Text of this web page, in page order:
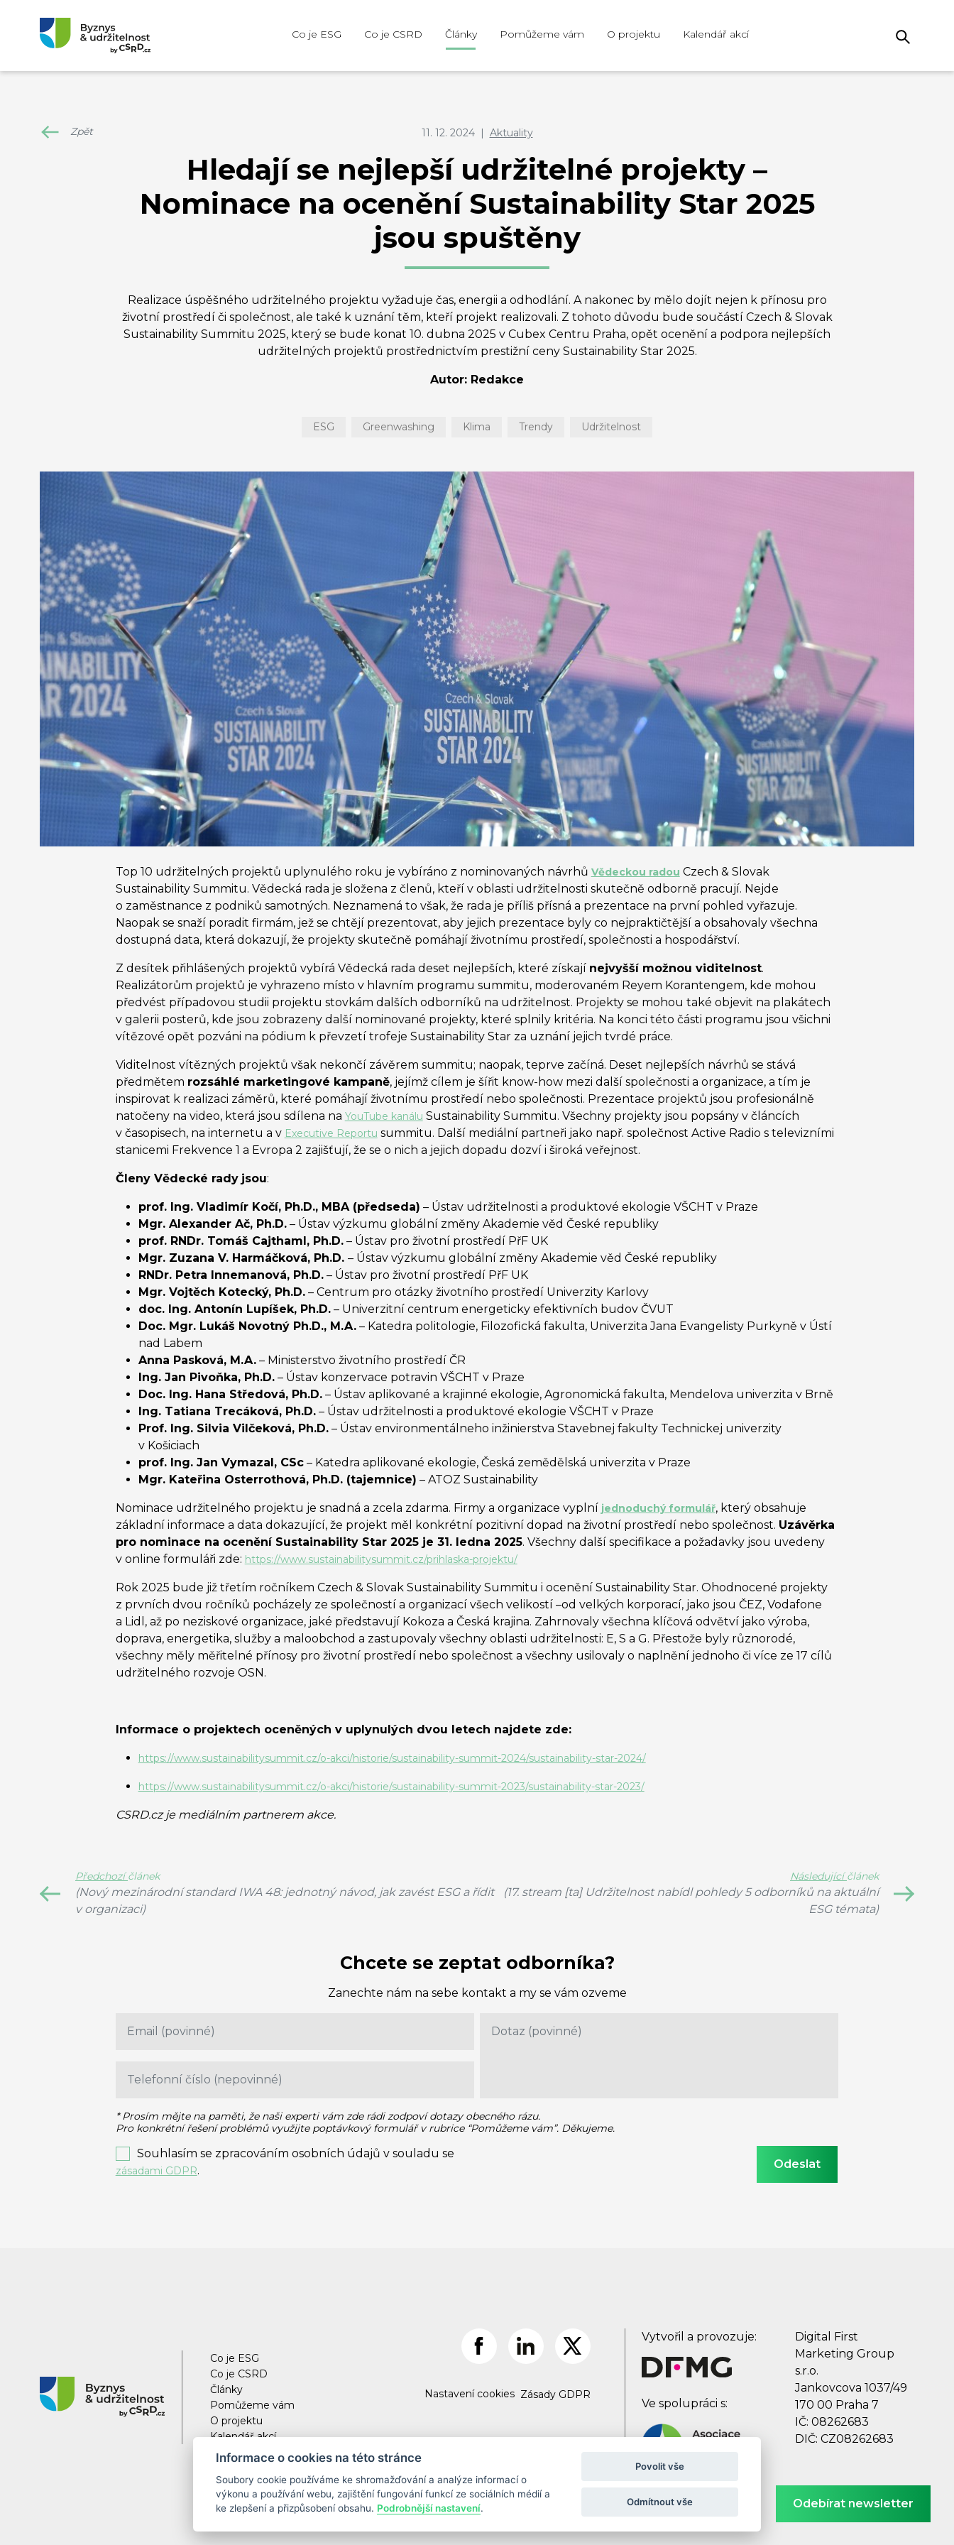
Co je ESG Co je CSRD Články Pomůžeme vám O projektu Kalendář akcí
Zpět 11. 12. 2024 | Aktuality
Hledají se nejlepší udržitelné projekty –
Nominace na ocenění Sustainability Star 2025
jsou spuštěny
Realizace úspěšného udržitelného projektu vyžaduje čas, energii a odhodlání. A nakonec by mělo dojít nejen k přínosu pro
životní prostředí či společnost, ale také k uznání těm, kteří projekt realizovali. Z tohoto důvodu bude součástí Czech & Slovak
Sustainability Summitu 2025, který se bude konat 10. dubna 2025 v Cubex Centru Praha, opět ocenění a podpora nejlepších
udržitelných projektů prostřednictvím prestižní ceny Sustainability Star 2025.
Autor: Redakce
ESG Greenwashing Klima Trendy Udržitelnost
Top 10 udržitelných projektů uplynulého roku je vybíráno z nominovaných návrhů Vědeckou radou Czech & Slovak
Sustainability Summitu. Vědecká rada je složena z členů, kteří v oblasti udržitelnosti skutečně odborně pracují. Nejde
o zaměstnance z podniků samotných. Neznamená to však, že rada je příliš přísná a prezentace na první pohled vyřazuje.
Naopak se snaží poradit firmám, jež se chtějí prezentovat, aby jejich prezentace byly co nejpraktičtější a obsahovaly všechna
dostupná data, která dokazují, že projekty skutečně pomáhají životnímu prostředí, společnosti a hospodářství.
Z desítek přihlášených projektů vybírá Vědecká rada deset nejlepších, které získají nejvyšší možnou viditelnost.
Realizátorům projektů je vyhrazeno místo v hlavním programu summitu, moderovaném Reyem Korantengem, kde mohou
předvést případovou studii projektu stovkám dalších odborníků na udržitelnost. Projekty se mohou také objevit na plakátech
v galerii posterů, kde jsou zobrazeny další nominované projekty, které splnily kritéria. Na konci této části programu jsou všichni
vítězové opět pozváni na pódium k převzetí trofeje Sustainability Star za uznání jejich tvrdé práce.
Viditelnost vítězných projektů však nekončí závěrem summitu; naopak, teprve začíná. Deset nejlepších návrhů se stává
předmětem rozsáhlé marketingové kampaně, jejímž cílem je šířit know-how mezi další společnosti a organizace, a tím je
inspirovat k realizaci záměrů, které pomáhají životnímu prostředí nebo společnosti. Prezentace projektů jsou profesionálně
natočeny na video, která jsou sdílena na YouTube kanálu Sustainability Summitu. Všechny projekty jsou popsány v článcích
v časopisech, na internetu a v Executive Reportu summitu. Další mediální partneři jako např. společnost Active Radio s televizními
stanicemi Frekvence 1 a Evropa 2 zajišťují, že se o nich a jejich dopadu dozví i široká veřejnost.
Členy Vědecké rady jsou:
prof. Ing. Vladimír Kočí, Ph.D., MBA (předseda) – Ústav udržitelnosti a produktové ekologie VŠCHT v Praze
Mgr. Alexander Ač, Ph.D.– Ústav výzkumu globální změny Akademie věd České republiky
prof. RNDr. Tomáš Cajthaml, Ph.D.– Ústav pro životní prostředí PřF UK
Mgr. Zuzana V. Harmáčková, Ph.D. – Ústav výzkumu globální změny Akademie věd České republiky
RNDr. Petra Innemanová, Ph.D.– Ústav pro životní prostředí PřF UK
Mgr. Vojtěch Kotecký, Ph.D.– Centrum pro otázky životního prostředí Univerzity Karlovy
doc. Ing. Antonín Lupíšek, Ph.D.– Univerzitní centrum energeticky efektivních budov ČVUT
Doc. Mgr. Lukáš Novotný Ph.D., M.A.– Katedra politologie, Filozofická fakulta, Univerzita Jana Evangelisty Purkyně v Ústí
nad Labem
Anna Pasková, M.A.– Ministerstvo životního prostředí ČR
Ing. Jan Pivoňka, Ph.D.– Ústav konzervace potravin VŠCHT v Praze
Doc. Ing. Hana Středová, Ph.D.– Ústav aplikované a krajinné ekologie, Agronomická fakulta, Mendelova univerzita v Brně
Ing. Tatiana Trecáková, Ph.D.– Ústav udržitelnosti a produktové ekologie VŠCHT v Praze
Prof. Ing. Silvia Vilčeková, Ph.D.– ​​​​​​​​​​​​​​Ústav environmentálneho inžinierstva Stavebnej fakulty Technickej univerzity
v Košiciach
prof. Ing. Jan Vymazal, CSc– Katedra aplikované ekologie, Česká zemědělská univerzita v Praze
Mgr. Kateřina Osterrothová, Ph.D. (tajemnice) – ATOZ Sustainability
Nominace udržitelného projektu je snadná a zcela zdarma. Firmy a organizace vyplní jednoduchý formulář, který obsahuje
základní informace a data dokazující, že projekt měl konkrétní pozitivní dopad na životní prostředí nebo společnost. Uzávěrka
pro nominace na ocenění Sustainability Star 2025 je 31. ledna 2025. Všechny další specifikace a požadavky jsou uvedeny
v online formuláři zde: https://www.sustainabilitysummit.cz/prihlaska-projektu/
Rok 2025 bude již třetím ročníkem Czech & Slovak Sustainability Summitu i ocenění Sustainability Star. Ohodnocené projekty
z prvních dvou ročníků pocházely ze společností a organizací všech velikostí –od velkých korporací, jako jsou ČEZ, Vodafone
a Lidl, až po neziskové organizace, jaké představují Kokoza a Česká krajina. Zahrnovaly všechna klíčová odvětví jako výroba,
doprava, energetika, služby a maloobchod a zastupovaly všechny oblasti udržitelnosti: E, S a G. Přestože byly různorodé,
všechny měly měřitelné přínosy pro životní prostředí nebo společnost a všechny usilovaly o naplnění jednoho či více ze 17 cílů
udržitelného rozvoje OSN.
Informace o projektech oceněných v uplynulých dvou letech najdete zde:
https://www.sustainabilitysummit.cz/o-akci/historie/sustainability-summit-2024/sustainability-star-2024/
https://www.sustainabilitysummit.cz/o-akci/historie/sustainability-summit-2023/sustainability-star-2023/
CSRD.cz je mediálním partnerem akce.
Předchozíčlánek
(Nový mezinárodní standard IWA 48: jednotný návod, jak zavést ESG a řídit
v organizaci)
Následujícíčlánek
(17. stream [ta] Udržitelnost nabídl pohledy 5 odborníků na aktuální
ESG témata)
Chcete se zeptat odborníka?
Zanechte nám na sebe kontakt a my se vám ozveme
* Prosím mějte na paměti, že naši experti vám zde rádi zodpoví dotazy obecného rázu.
Pro konkrétní řešení problémů využijte poptávkový formulář v rubrice “Pomůžeme vám”. Děkujeme.
Souhlasím se zpracováním osobních údajů v souladu se
zásadami GDPR.
Odebírat newsletter
Co je ESG
Co je CSRD
Články
Pomůžeme vám
O projektu
Kalendář akcí
Nastavení cookies Zásady GDPR
Vytvořil a provozuje:
Ve spolupráci s:
Digital First
Marketing Group
s.r.o.
Jankovcova 1037/49
170 00 Praha 7
IČ: 08262683
DIČ: CZ08262683
Informace o cookies na této stránce
Soubory cookie používáme ke shromažďování a analýze informací o
výkonu a používání webu, zajištění fungování funkcí ze sociálních médií a
ke zlepšení a přizpůsobení obsahu. Podrobnější nastavení.
Povolit vše
Odmítnout vše